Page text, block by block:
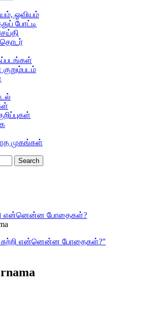
ஓவியம்
போட்டி
தொடர்
முகங்கள்
என்னென்ன போதைகள்?
சுற்றி என்னென்ன போதைகள்?"